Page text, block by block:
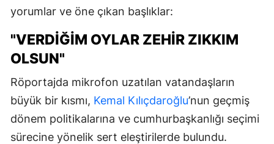
yorumlar ve öne çıkan başlıklar:
"VERDIĞIM OYLAR ZEHIR ZIKKIM
OLSUN"
Röportajda mikrofon uzatılan vatandaşların
büyük bir kısmı, Kemal Kılıçdaroğlu’nun geçmiş
dönem politikalarına ve cumhurbaşkanlığı seçimi
sürecine yönelik sert eleştirilerde bulundu.